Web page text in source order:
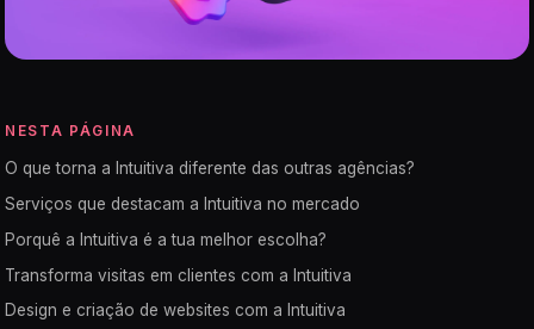
NESTA PÁGINA
O que torna a Intuitiva diferente das outras agências?
Serviços que destacam a Intuitiva no mercado
Porquê a Intuitiva é a tua melhor escolha?
Transforma visitas em clientes com a Intuitiva
Design e criação de websites com a Intuitiva